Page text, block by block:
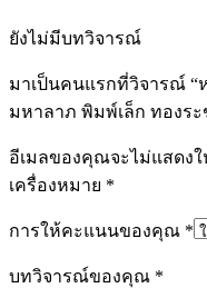
ยังไม่มีบทวิจารณ์
มาเป็นคนแรกที่วิจารณ์ “
มหาลาภ พิมพ์เล็ก ทองระ
อีเมลของคุณจะไม่แสดง
เครื่องหมาย *
การให้คะแนนของคุณ *
บทวิจารณ์ของคุณ *